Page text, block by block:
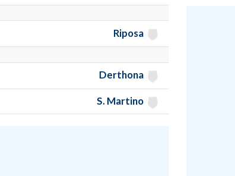
Riposa
Derthona
S. Martino